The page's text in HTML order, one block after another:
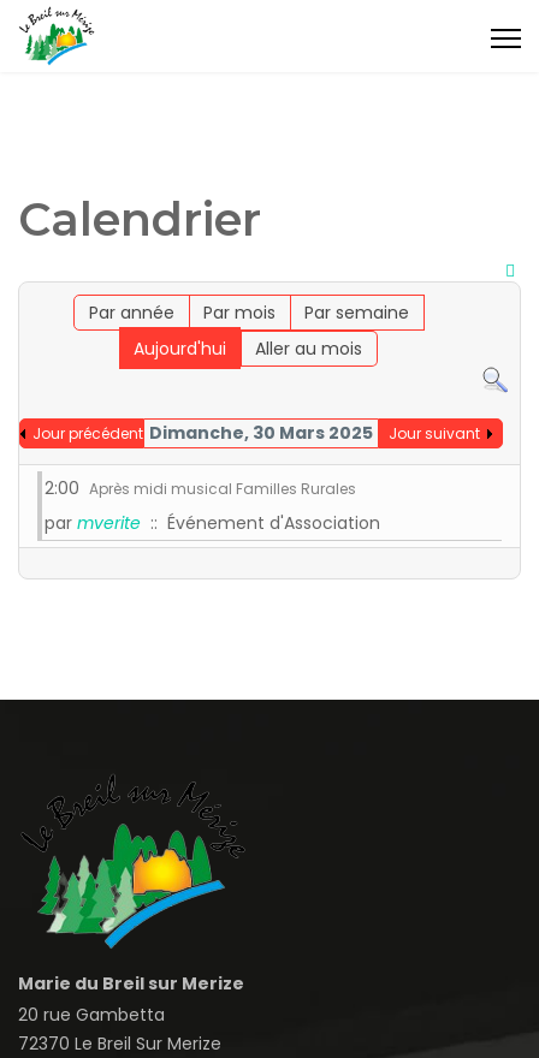
Calendrier
Par année Par mois
Par semaine
Aujourd'hui
Aller au mois
Jour précédent Dimanche, 30 Mars 2025 Jour suivant
2:00 Après midi musical Familles Rurales
par mverite :: Événement d'Association
Marie du Breil sur Merize
20 rue Gambetta
72370 Le Breil Sur Merize